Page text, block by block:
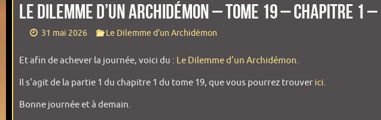
Le Dilemme d’un Archidémon – Tome 19 – Chapitre 1
31 mai 2026 Le Dilemme d'un Archidémon
Et afin de achever la journée, voici du : Le Dilemme d’un Archidémon.
Il s'agit de la partie 1 du chapitre 1 du tome 19, que vous pourrez trouver ici.
Bonne journée et à demain.